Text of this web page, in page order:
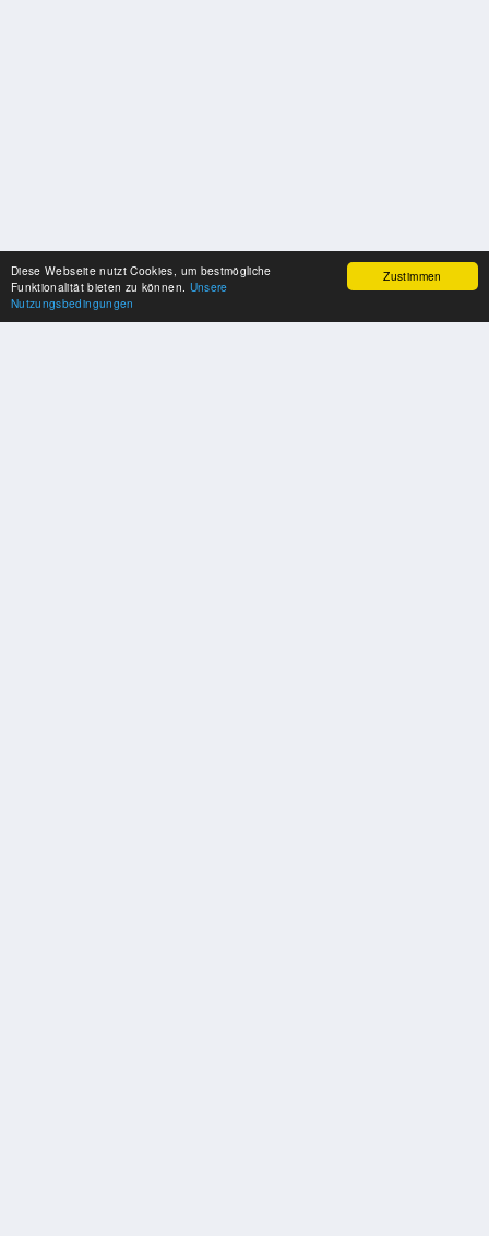
Zustimmen
Diese Webseite nutzt Cookies, um bestmögliche
Funktionalität bieten zu können. Unsere
Nutzungsbedingungen